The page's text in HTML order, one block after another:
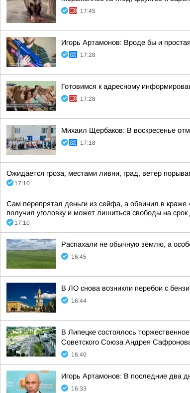
17:45
Игорь Артамонов: Вроде бы и
17:28
Готовимся к адресному
17:28
Михаил Щербаков: В воскресенье
17:18
Ожидается гроза, местами ливни, град, ветер
17:10
Сам перепрятал деньги из сейфа, а обвинил в краже
получил уголовку и может лишиться свободы на срок
17:10
Распахали не обычную землю, а
16:45
В ЛО снова возникли перебои с
16:44
В Липецке состоялось
Советского Союза Андрея
16:40
Игорь Артамонов: В последние два
16:33